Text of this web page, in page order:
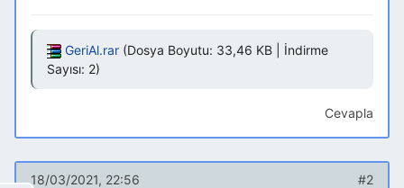
GeriAl.rar(Dosya Boyutu: 33,46 KB | İndirme
Sayısı: 2)
Cevapla
18/03/2021, 22:56 #2